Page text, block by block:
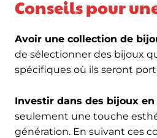
Conseils pour
Avoir une collection de
de sélectionner des bijoux
spécifiques où ils seront
Investir dans des bijoux
seulement une touche
génération. En suivant ces